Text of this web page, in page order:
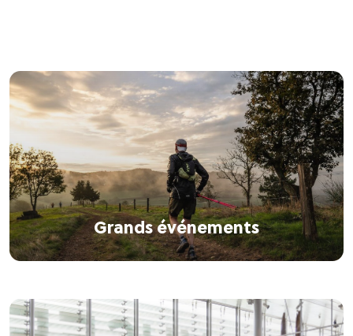
Grands événements